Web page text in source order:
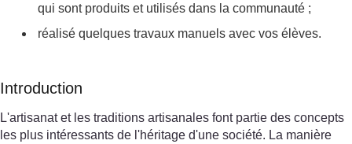
qui sont produits et utilisés dans la communauté ;
réalisé quelques travaux manuels avec vos élèves.
Introduction
L'artisanat et les traditions artisanales font partie des concepts
les plus intéressants de l'héritage d'une société. La manière